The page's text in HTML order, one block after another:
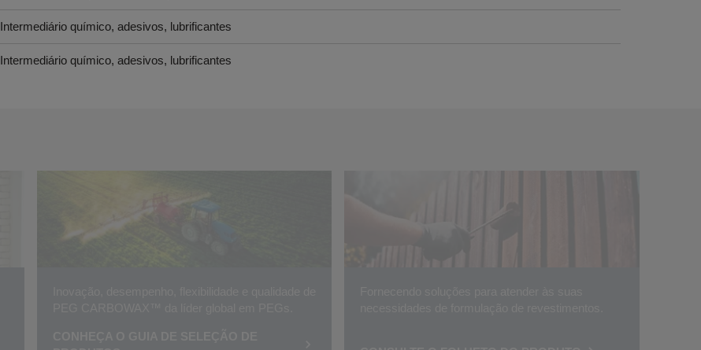
Intermediário químico, adesivos, lubrificantes
Intermediário químico, adesivos, lubrificantes